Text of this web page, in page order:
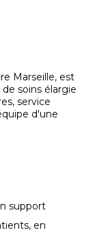
Marseille, est
soins élargie
service
d'une
support
en